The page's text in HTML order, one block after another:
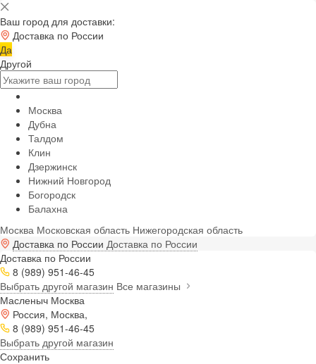
Ваш город для доставки:
Доставка по России
Да
Другой
Москва
Дубна
Талдом
Клин
Дзержинск
Нижний Новгород
Богородск
Балахна
Москва Московская область Нижегородская область
Доставка по России Доставка по России
Доставка по России
8 (989) 951-46-45
Выбрать другой магазин Все магазины
Масленыч Москва
Россия, Москва,
8 (989) 951-46-45
Выбрать другой магазин
Сохранить